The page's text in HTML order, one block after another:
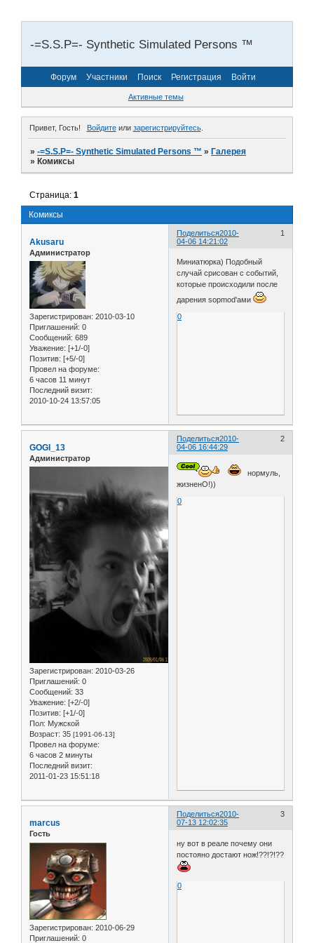
-=S.S.P=- Synthetic Simulated Persons ™
Форум Участники Поиск Регистрация Войти
Активные темы
Привет, Гость! Войдитеили зарегистрируйтесь.
»-=S.S.P=- Synthetic Simulated Persons ™ »Галерея
»Комиксы
Комиксы
Страница:1
Поделиться 1
2010-
04-06 14:21:02
Akusaru
Администратор
Зарегистрирован: 2010-03-10
Приглашений: 0
Сообщений: 689
Уважение: [+1/-0]
Позитив: [+5/-0]
Провел на форуме:
6 часов 11 минут
Последний визит:
2010-10-24 13:57:05
Миниатюрка) Подобный
случай срисован с событий,
которые происходили после
дарения sopmod'ами
0
Поделиться 2
2010-
04-06 16:44:29
GOGI_13
Администратор
Зарегистрирован: 2010-03-26
Приглашений: 0
Сообщений: 33
Уважение: [+2/-0]
Позитив: [+1/-0]
Пол: Мужской
Возраст: 35 [1991-06-13]
Провел на форуме:
6 часов 2 минуты
Последний визит:
2011-01-23 15:51:18
нормуль,
жизненО!))
0
Поделиться 3
2010-
07-13 12:02:35
marcus
Гость
Зарегистрирован: 2010-06-29
Приглашений: 0
ну вот в реале почему они
постояно достают нож!??!?!??
0